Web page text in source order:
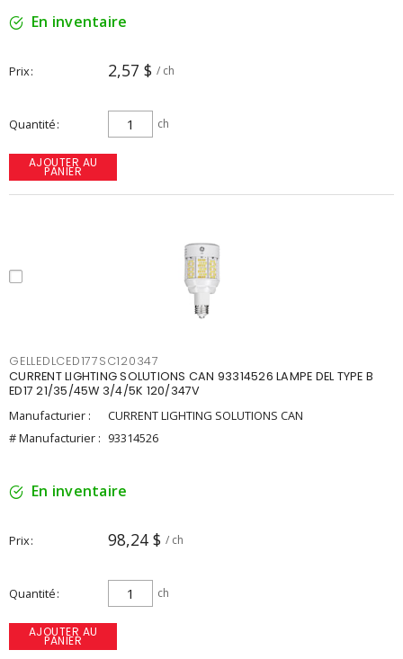
En inventaire
Prix 2,57 $ / ch
Quantité ch
AJOUTER AU
PANIER
GELLEDLCED177SC120347
CURRENT LIGHTING SOLUTIONS CAN 93314526 LAMPE DEL TYPE B
ED17 21/35/45W 3/4/5K 120/347V
Manufacturier :
CURRENT LIGHTING SOLUTIONS CAN
# Manufacturier : 93314526
En inventaire
Prix 98,24 $ / ch
Quantité ch
AJOUTER AU
PANIER